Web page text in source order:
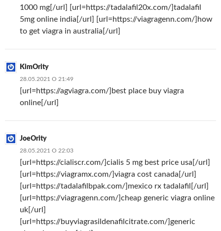
1000 mg[/url] [url=https://tadalafil20x.com/]tadalafil
5mg online india[/url] [url=https://viagragenn.com/]how
to get viagra in australia[/url]
KimOrity
28.05.2021 О 21:49
[url=https://agviagra.com/]best place buy viagra
online[/url]
JoeOrity
28.05.2021 О 22:03
[url=https://cialiscr.com/]cialis 5 mg best price usa[/url]
[url=https://viagramx.com/]viagra cost canada[/url]
[url=https://tadalafilbpak.com/]mexico rx tadalafil[/url]
[url=https://viagragenn.com/]cheap generic viagra online
uk[/url]
[url=https://buyviagrasildenafilcitrate.com/]generic